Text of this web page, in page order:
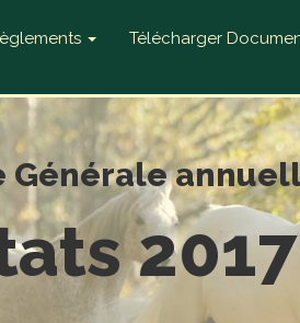
Télécharger
Générale
2017